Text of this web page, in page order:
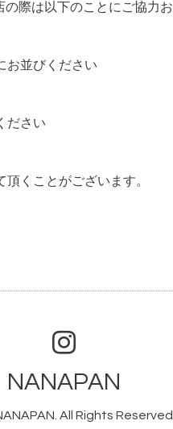
際は以下のことにご協力
お並びください
ださい
くことがございます。
NANAPAN
. All Rights